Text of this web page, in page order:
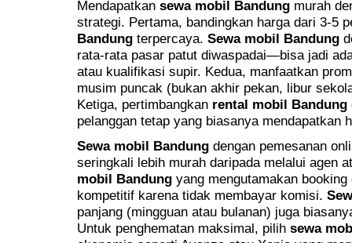
Mendapatkan sewa mobil Bandung murah
strategi. Pertama, bandingkan harga dari 3-5
Bandung terpercaya. Sewa mobil Bandung
rata-rata pasar patut diwaspadai—bisa jadi
atau kualifikasi supir. Kedua, manfaatkan
musim puncak (bukan akhir pekan, libur
Ketiga, pertimbangkan rental mobil Bandung
pelanggan tetap yang biasanya mendapatkan
Sewa mobil Bandung dengan pemesanan
seringkali lebih murah daripada melalui agen
mobil Bandung yang mengutamakan
kompetitif karena tidak membayar komisi.
panjang (mingguan atau bulanan) juga
Untuk penghematan maksimal, pilih sewa